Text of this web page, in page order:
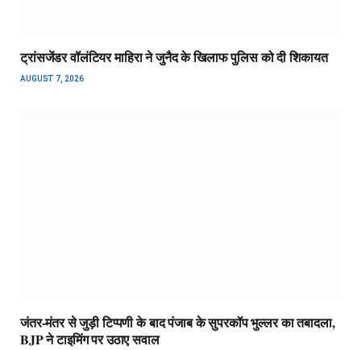
ट्रांसजेंडर वॉलंटियर माहिरा ने जुनैद के खिलाफ पुलिस को दी शिकायत
AUGUST 7, 2026
जंतर-मंतर से जुड़ी टिप्पणी के बाद पंजाब के सुपरकॉप भुल्लर का तबादला,
BJP ने टाइमिंग पर उठाए सवाल